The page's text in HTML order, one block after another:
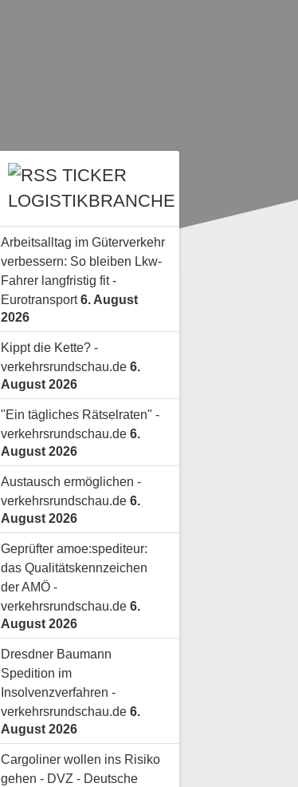
TICKER
LOGISTIKBRANCHE
Arbeitsalltag im Güterverkehr
verbessern: So bleiben Lkw-
Fahrer langfristig fit -
Eurotransport 6. August
2026
Kippt die Kette? -
verkehrsrundschau.de 6.
August 2026
"Ein tägliches Rätselraten" -
verkehrsrundschau.de 6.
August 2026
Austausch ermöglichen -
verkehrsrundschau.de 6.
August 2026
Geprüfter amoe:spediteur:
das Qualitätskennzeichen
der AMÖ -
verkehrsrundschau.de 6.
August 2026
Dresdner Baumann
Spedition im
Insolvenzverfahren -
verkehrsrundschau.de 6.
August 2026
Cargoliner wollen ins Risiko
gehen - DVZ - Deutsche